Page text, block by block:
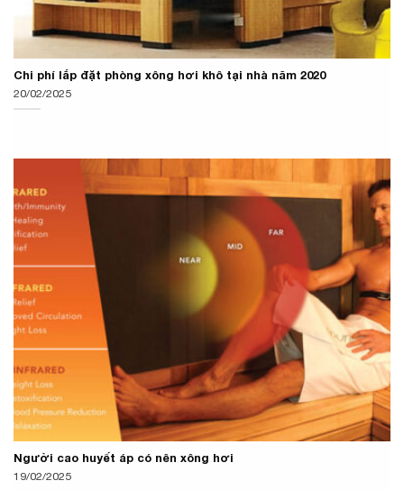
Chi phí lắp đặt phòng xông hơi khô tại nhà năm 2020
20/02/2025
Người cao huyết áp có nên xông hơi
19/02/2025